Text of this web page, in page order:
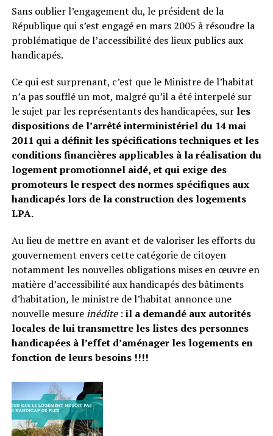
Sans oublier l’engagement du, le président de la
République qui s’est engagé en mars 2005 à résoudre la
problématique de l’accessibilité des lieux publics aux
handicapés.
Ce qui est surprenant, c’est que le Ministre de l’habitat
n’a pas soufflé un mot, malgré qu’il a été interpelé sur
le sujet par les représentants des handicapées, sur les
dispositions de l’arrêté interministériel du 14 mai
2011 qui a définit les spécifications techniques et les
conditions financières applicables à la réalisation du
logement promotionnel aidé, et qui exige des
promoteurs le respect des normes spécifiques aux
handicapés lors de la construction des logements
LPA.
Au lieu de mettre en avant et de valoriser les efforts du
gouvernement envers cette catégorie de citoyen
notamment les nouvelles obligations mises en œuvre en
matière d’accessibilité aux handicapés des bâtiments
d’habitation, le ministre de l’habitat annonce une
nouvelle mesureinédite: il a demandé aux autorités
locales de lui transmettre les listes des personnes
handicapées à l’effet d’aménager les logements en
fonction de leurs besoins !!!!